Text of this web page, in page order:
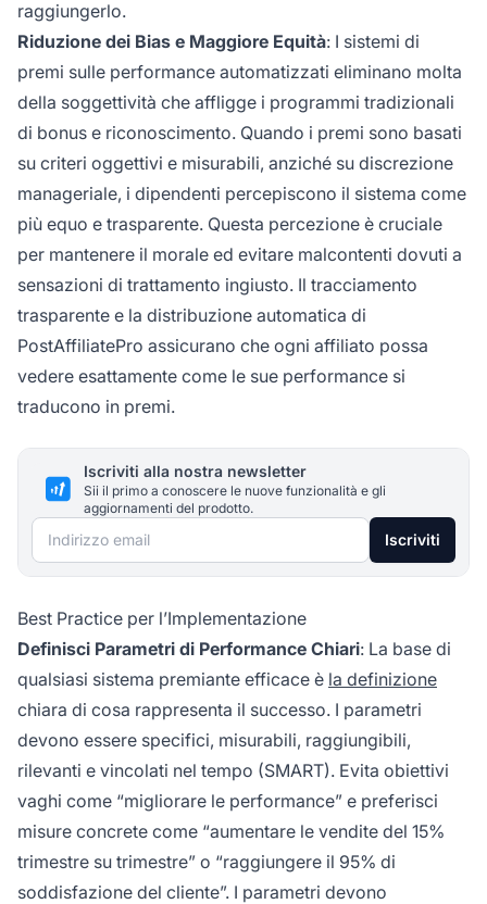
raggiungerlo.
Riduzione dei Bias e Maggiore Equità: I sistemi di
premi sulle performance automatizzati eliminano molta
della soggettività che affligge i programmi tradizionali
di bonus e riconoscimento. Quando i premi sono basati
su criteri oggettivi e misurabili, anziché su discrezione
manageriale, i dipendenti percepiscono il sistema come
più equo e trasparente. Questa percezione è cruciale
per mantenere il morale ed evitare malcontenti dovuti a
sensazioni di trattamento ingiusto. Il tracciamento
trasparente e la distribuzione automatica di
PostAffiliatePro assicurano che ogni affiliato possa
vedere esattamente come le sue performance si
traducono in premi.
Iscriviti alla nostra newsletter
Sii il primo a conoscere le nuove funzionalità e gli
aggiornamenti del prodotto.
Indirizzo email Iscriviti
Best Practice per l’Implementazione
Definisci Parametri di Performance Chiari: La base di
qualsiasi sistema premiante efficace è la definizione
chiara di cosa rappresenta il successo. I parametri
devono essere specifici, misurabili, raggiungibili,
rilevanti e vincolati nel tempo (SMART). Evita obiettivi
vaghi come “migliorare le performance” e preferisci
misure concrete come “aumentare le vendite del 15%
trimestre su trimestre” o “raggiungere il 95% di
soddisfazione del cliente”. I parametri devono